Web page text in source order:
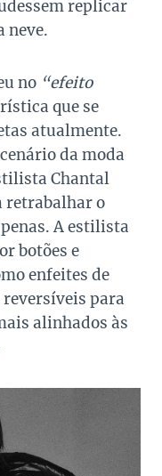
replicar
neve.
no “efeito
que se
atualmente.
da moda
Chantal
retrabalhar o
A estilista
botões e
enfeites de
para
alinhados às